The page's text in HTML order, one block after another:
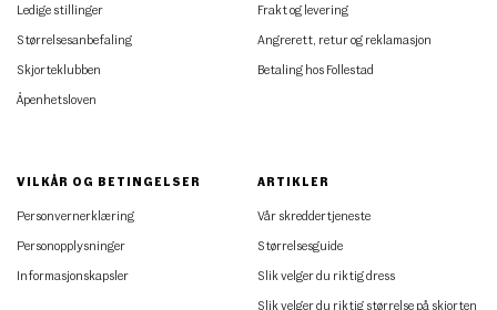
Ledige stillinger
Størrelsesanbefaling
Skjorteklubben
Åpenhetsloven
Frakt og levering
Angrerett, retur og reklamasjon
Betaling hos Follestad
VILKÅR OG BETINGELSER
Personvernerklæring
Personopplysninger
Informasjonskapsler
ARTIKLER
Vår skreddertjeneste
Størrelsesguide
Slik velger du riktig dress
Slik velger du riktig størrelse på skjorten